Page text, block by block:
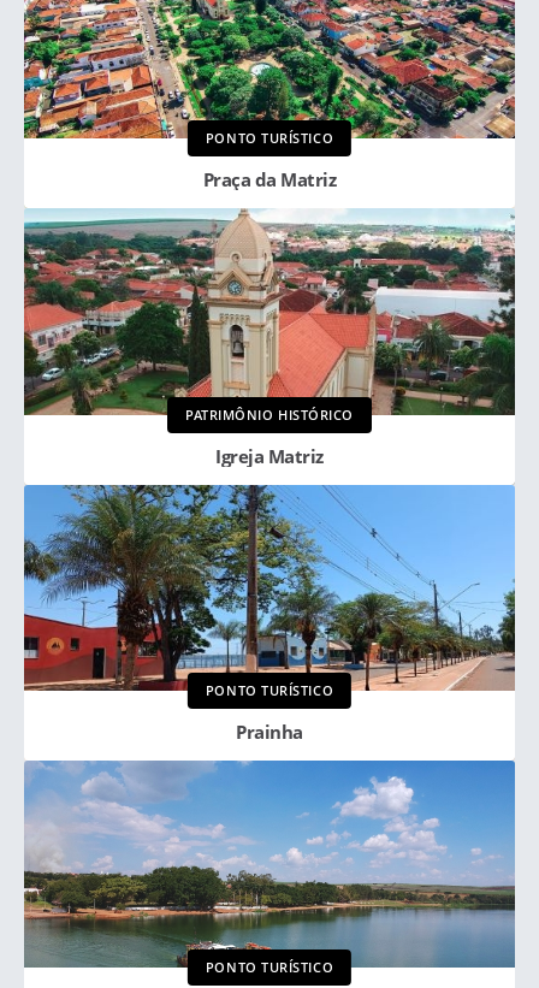
PONTO TURÍSTICO
Praça da Matriz
PATRIMÔNIO HISTÓRICO
Igreja Matriz
PONTO TURÍSTICO
Prainha
PONTO TURÍSTICO